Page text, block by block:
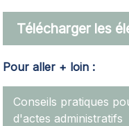
Télécharger les
Pour aller + loin :
Conseils pratiques
d'actes administratifs